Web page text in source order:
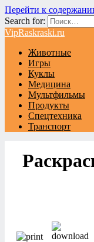
Перейти к
Search for:
VipRaskraski.ru
Животные
Игры
Куклы
Медицина
Мультфильмы
Продукты
Спецтехника
Транспорт